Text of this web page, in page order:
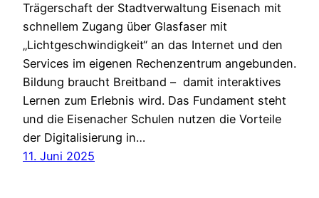
Trägerschaft der Stadtverwaltung Eisenach mit
schnellem Zugang über Glasfaser mit
„Lichtgeschwindigkeit“ an das Internet und den
Services im eigenen Rechenzentrum angebunden.
Bildung braucht Breitband – damit interaktives
Lernen zum Erlebnis wird. Das Fundament steht
und die Eisenacher Schulen nutzen die Vorteile
der Digitalisierung in…
11. Juni 2025